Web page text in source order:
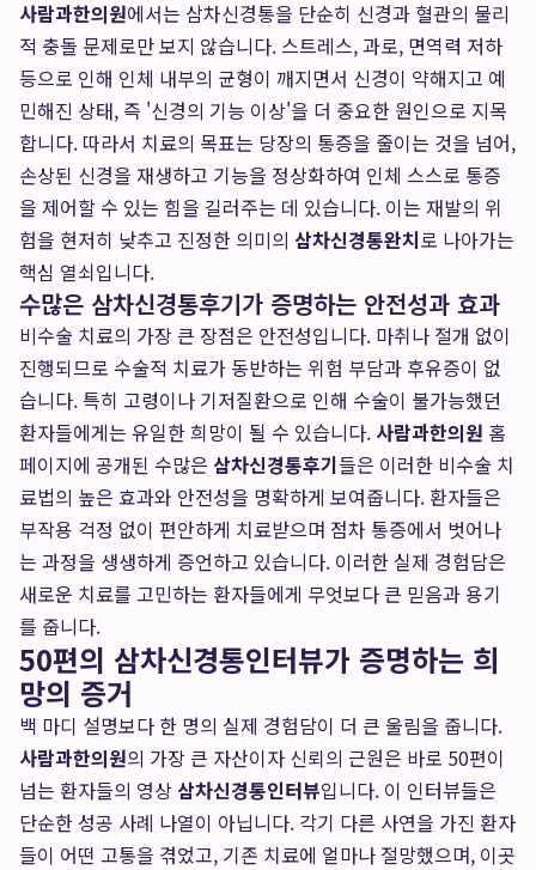
사람과한의원에서는 삼차신경통을 단순히 신경과 혈관의 물리
적 충돌 문제로만 보지 않습니다. 스트레스, 과로, 면역력 저하
등으로 인해 인체 내부의 균형이 깨지면서 신경이 약해지고 예
민해진 상태, 즉 '신경의 기능 이상'을 더 중요한 원인으로 지목
합니다. 따라서 치료의 목표는 당장의 통증을 줄이는 것을 넘어,
손상된 신경을 재생하고 기능을 정상화하여 인체 스스로 통증
을 제어할 수 있는 힘을 길러주는 데 있습니다. 이는 재발의 위
험을 현저히 낮추고 진정한 의미의 삼차신경통완치로 나아가는
핵심 열쇠입니다.
수많은 삼차신경통후기가 증명하는 안전성과 효과
비수술 치료의 가장 큰 장점은 안전성입니다. 마취나 절개 없이
진행되므로 수술적 치료가 동반하는 위험 부담과 후유증이 없
습니다. 특히 고령이나 기저질환으로 인해 수술이 불가능했던
환자들에게는 유일한 희망이 될 수 있습니다. 사람과한의원 홈
페이지에 공개된 수많은 삼차신경통후기들은 이러한 비수술 치
료법의 높은 효과와 안전성을 명확하게 보여줍니다. 환자들은
부작용 걱정 없이 편안하게 치료받으며 점차 통증에서 벗어나
는 과정을 생생하게 증언하고 있습니다. 이러한 실제 경험담은
새로운 치료를 고민하는 환자들에게 무엇보다 큰 믿음과 용기
를 줍니다.
50편의 삼차신경통인터뷰가 증명하는 희
망의 증거
백 마디 설명보다 한 명의 실제 경험담이 더 큰 울림을 줍니다.
사람과한의원의 가장 큰 자산이자 신뢰의 근원은 바로 50편이
넘는 환자들의 영상 삼차신경통인터뷰입니다. 이 인터뷰들은
단순한 성공 사례 나열이 아닙니다. 각기 다른 사연을 가진 환자
들이 어떤 고통을 겪었고, 기존 치료에 얼마나 절망했으며, 이곳